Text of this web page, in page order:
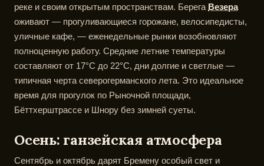
реке и своим открытым пространствам. Берега Везера
оживают — прогуливающиеся горожане, велосипедисты,
уличные кафе, — еженедельные рынки возобновляют
полноценную работу. Средние летние температуры
составляют от 17°C до 22°C, дни долгие и светлые —
типичная черта северогерманского лета. Это идеальное
время для прогулок по Рыночной площади,
Бёттхерштрассе и Шнору без зимней суеты.
Осень: ганзейская атмосфера
Сентябрь и октябрь дарят Бремену особый свет и